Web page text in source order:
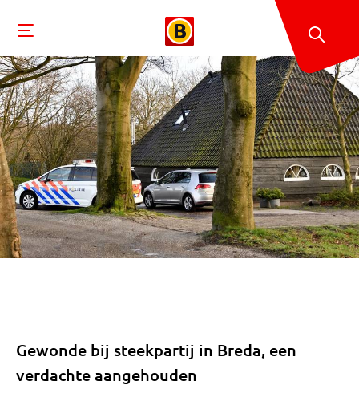
Gewonde bij steekpartij in Breda, een
verdachte aangehouden